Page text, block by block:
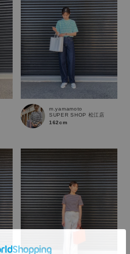
m.yamamoto
SUPER SHOP 松江店
162cm